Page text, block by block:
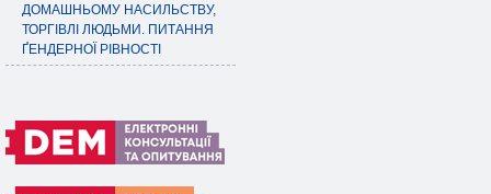
ДОМАШНЬОМУ НАСИЛЬСТВУ,
ТОРГІВЛІ ЛЮДЬМИ. ПИТАННЯ
ҐЕНДЕРНОЇ РІВНОСТІ